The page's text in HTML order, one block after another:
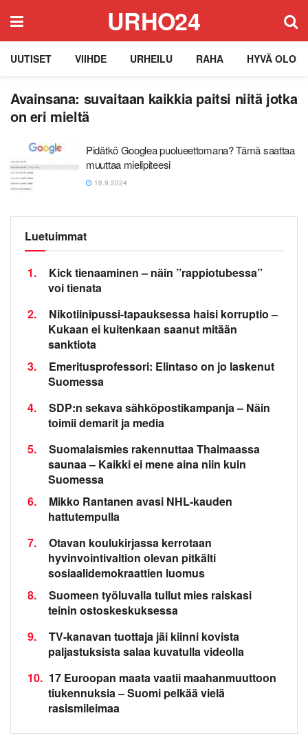
URHO24
UUTISET VIIHDE URHEILU RAHA HYVÄ OLO
Avainsana: suvaitaan kaikkia paitsi niitä jotka
on eri mieltä
Pidätkö Googlea puolueettomana? Tämä saattaa
muuttaa mielipiteesi
18.9.2024
Luetuimmat
1.
Kick tienaaminen – näin ”rappiotubessa”
voi tienata
2.
Nikotiinipussi-tapauksessa haisi korruptio –
Kukaan ei kuitenkaan saanut mitään
sanktiota
3.
Emeritusprofessori: Elintaso on jo laskenut
Suomessa
4.
SDP:n sekava sähköpostikampanja – Näin
toimii demarit ja media
5.
Suomalaismies rakennuttaa Thaimaassa
saunaa – Kaikki ei mene aina niin kuin
Suomessa
6.
Mikko Rantanen avasi NHL-kauden
hattutempulla
7.
Otavan koulukirjassa kerrotaan
hyvinvointivaltion olevan pitkälti
sosiaalidemokraattien luomus
8.
Suomeen työluvalla tullut mies raiskasi
teinin ostoskeskuksessa
9.
TV-kanavan tuottaja jäi kiinni kovista
paljastuksista salaa kuvatulla videolla
10. 17 Euroopan maata vaatii maahanmuuttoon
tiukennuksia – Suomi pelkää vielä
rasismileimaa